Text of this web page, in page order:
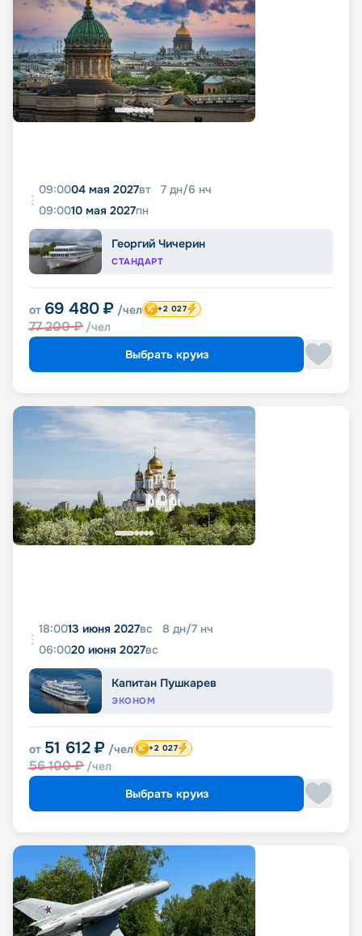
09:0004 мая 2027вт 7 дн/6 нч
09:0010 мая 2027пн
Георгий Чичерин
СТАНДАРТ
от 69 480 ₽ /чел
77 200₽ /чел
+2 027
Выбрать круиз
18:0013 июня 2027вс 8 дн/7 нч
06:0020 июня 2027вс
Капитан Пушкарев
ЭКОНОМ
от 51 612 ₽ /чел
56 100₽ /чел
+2 027
Выбрать круиз